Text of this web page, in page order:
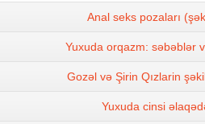
Anal seks pozaları
Yuxuda orqazm: səbəblər
Gozəl və Şirin Qızlarin
Yuxuda cinsi